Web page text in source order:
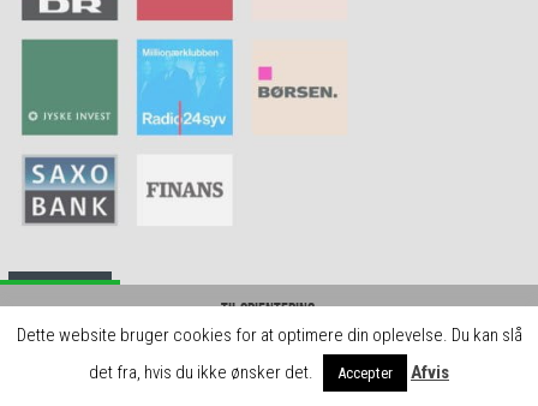
TAGS
aktienyheder
Dette website bruger cookies for at optimere din oplevelse. Du kan slå
det fra, hvis du ikke ønsker det.
Accepter Afvis
Til orientering:
Hos daytrader.dk skaber vi gratis indhold og læringsforløb for jer brugere. Det
kan vi blandt andet gøre, fordi vi indgår samarbejde med brokerne, der betaler
for omtale på siden.
Luk